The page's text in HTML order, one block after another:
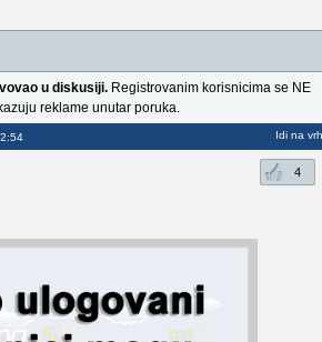
u diskusiji.Registrovanim korisnicima se NE
reklame unutar poruka.
Idi na vrh
4